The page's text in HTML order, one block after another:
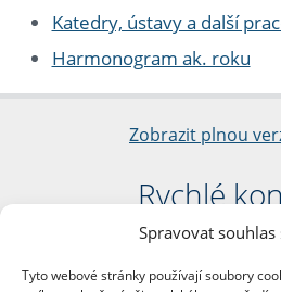
Spravovat souhlas
Tyto webové stránky používají soubory
Katedry, ústavy a další
Harmonogram ak. roku
Zobrazit plnou
Rychlé
Filozofická
nám. Jana